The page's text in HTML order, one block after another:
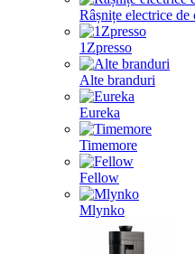
Râșnițe electrice de
1Zpresso
Alte branduri
Eureka
Timemore
Fellow
Mlynko